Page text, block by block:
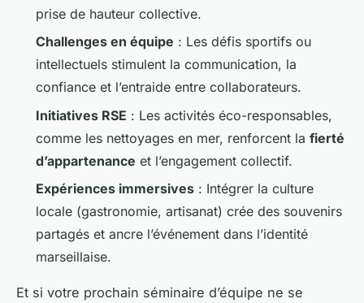
prise de hauteur collective.
Challenges en équipe : Les défis sportifs ou
intellectuels stimulent la communication, la
confiance et l’entraide entre collaborateurs.
Initiatives RSE : Les activités éco-responsables,
comme les nettoyages en mer, renforcent la fierté
d’appartenance et l’engagement collectif.
Expériences immersives : Intégrer la culture
locale (gastronomie, artisanat) crée des souvenirs
partagés et ancre l’événement dans l’identité
marseillaise.
Et si votre prochain séminaire d’équipe ne se